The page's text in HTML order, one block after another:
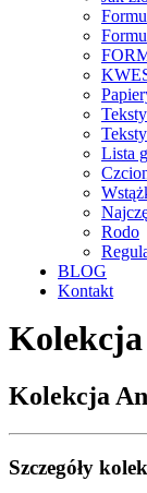
Lista
Rodo
BLOG
Kontakt
Kolekcja
Kolekcja
Szczegóły